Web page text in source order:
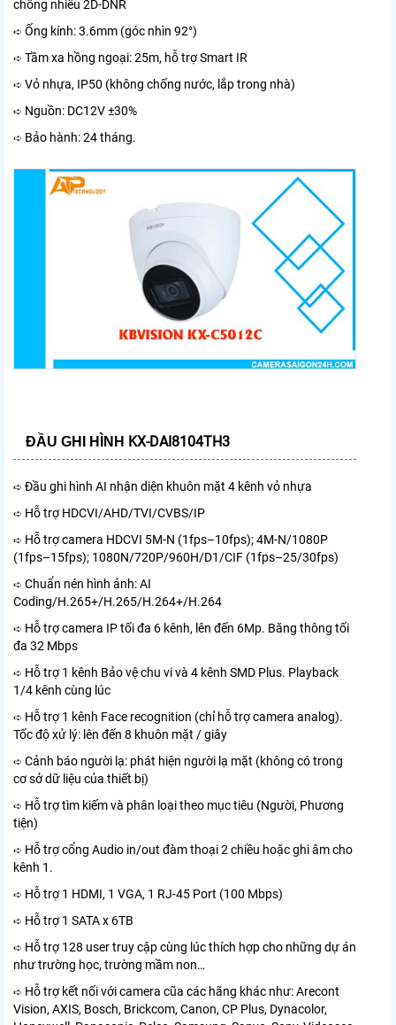
chống nhiễu 2D-DNR
➪ Ống kính: 3.6mm (góc nhìn 92°)
➪ Tầm xa hồng ngoại: 25m, hỗ trợ Smart IR
➪ Vỏ nhựa, IP50 (không chống nước, lắp trong nhà)
➪ Nguồn: DC12V ±30%
➪ Bảo hành: 24 tháng.
ĐẦU GHI HÌNH KX-DAI8104TH3
➪ Đầu ghi hình AI nhận diện khuôn mặt 4 kênh vỏ nhựa
➪ Hỗ trợ HDCVI/AHD/TVI/CVBS/IP
➪ Hỗ trợ camera HDCVI 5M-N (1fps–10fps); 4M-N/1080P
(1fps–15fps); 1080N/720P/960H/D1/CIF (1fps–25/30fps)
➪ Chuẩn nén hình ảnh: AI
Coding/H.265+/H.265/H.264+/H.264
➪ Hỗ trợ camera IP tối đa 6 kênh, lên đến 6Mp. Băng thông tối
đa 32 Mbps
➪ Hỗ trợ 1 kênh Bảo vệ chu vi và 4 kênh SMD Plus. Playback
1/4 kênh cùng lúc
➪ Hỗ trợ 1 kênh Face recognition (chỉ hỗ trợ camera analog).
Tốc độ xử lý: lên đến 8 khuôn mặt / giây
➪ Cảnh báo người lạ: phát hiện người lạ mặt (không có trong
cơ sở dữ liệu của thiết bị)
➪ Hỗ trợ tìm kiếm và phân loại theo mục tiêu (Người, Phương
tiện)
➪ Hỗ trợ cổng Audio in/out đàm thoại 2 chiều hoặc ghi âm cho
kênh 1.
➪ Hỗ trợ 1 HDMI, 1 VGA, 1 RJ-45 Port (100 Mbps)
➪ Hỗ trợ 1 SATA x 6TB
➪ Hỗ trợ 128 user truy cập cùng lúc thích hợp cho những dự án
như trường học, trường mầm non…
➪ Hỗ trợ kết nối với camera cũa các hãng khác như: Arecont
Vision, AXIS, Bosch, Brickcom, Canon, CP Plus, Dynacolor,